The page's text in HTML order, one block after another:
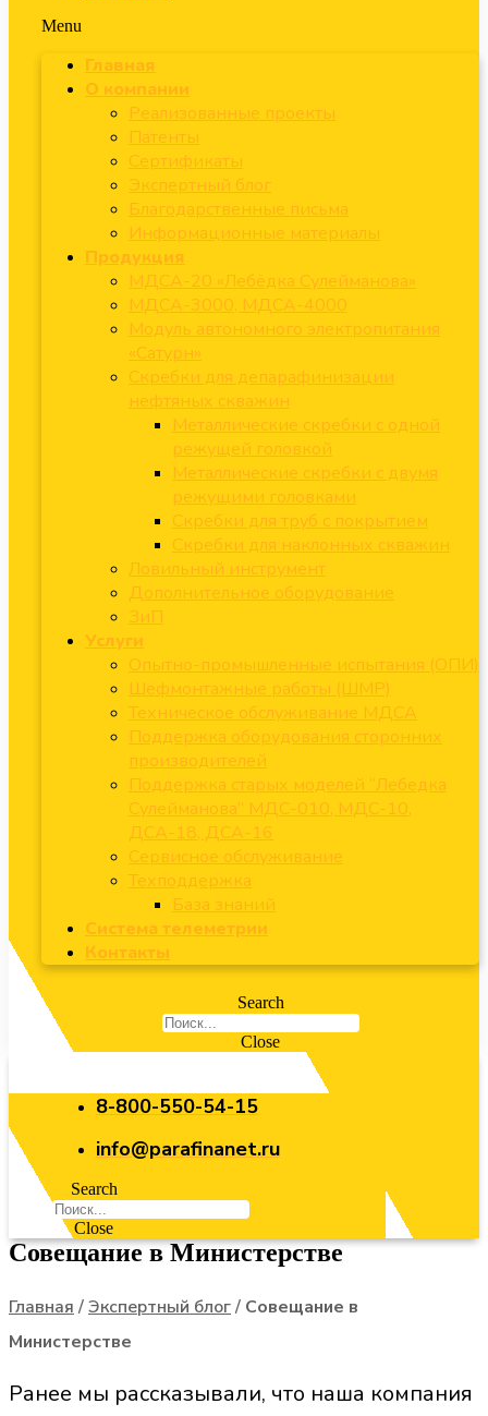
Menu
Главная
О компании
Реализованные проекты
Патенты
Сертификаты
Экспертный блог
Благодарственные письма
Информационные материалы
Продукция
МДСА-20 «Лебёдка Сулейманова»
МДСА-3000, МДСА-4000
Модуль автономного электропитания
«Сатурн»
Скребки для депарафинизации
нефтяных скважин
Металлические скребки с одной
режущей головкой
Металлические скребки с двумя
режущими головками
Скребки для труб с покрытием
Скребки для наклонных скважин
Ловильный инструмент
Дополнительное оборудование
ЗиП
Услуги
Опытно-промышленные испытания (ОПИ)
Шефмонтажные работы (ШМР)
Техническое обслуживание МДСА
Поддержка оборудования сторонних
производителей
Поддержка старых моделей “Лебедка
Сулейманова” МДС-010, МДС-10,
ДСА-18, ДСА-16
Сервисное обслуживание
Техподдержка
База знаний
Система телеметрии
Контакты
Search
Close
8-800-550-54-15
info@parafinanet.ru
Search
Close
Совещание в Министерстве
Главная /Экспертный блог/ Совещание в
Министерстве
Ранее мы рассказывали, что наша компания